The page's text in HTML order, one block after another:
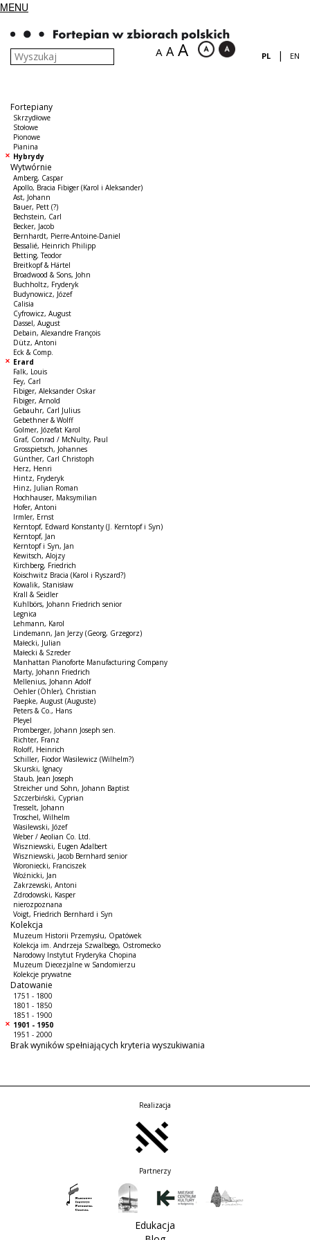
MENU
A A A PL | EN
Fortepiany
Skrzydłowe
Stołowe
Pionowe
Pianina
Hybrydy
Wytwórnie
Amberg, Caspar
Apollo, Bracia Fibiger (Karol i Aleksander)
Ast, Johann
Bauer, Pett (?)
Bechstein, Carl
Becker, Jacob
Bernhardt, Pierre-Antoine-Daniel
Bessalié, Heinrich Philipp
Betting, Teodor
Breitkopf & Härtel
Broadwood & Sons, John
Buchholtz, Fryderyk
Budynowicz, Józef
Calisia
Cyfrowicz, August
Dassel, August
Debain, Alexandre François
Dütz, Antoni
Eck & Comp.
Erard
Falk, Louis
Fey, Carl
Fibiger, Aleksander Oskar
Fibiger, Arnold
Gebauhr, Carl Julius
Gebethner & Wolff
Golmer, Józefat Karol
Graf, Conrad / McNulty, Paul
Grosspietsch, Johannes
Günther, Carl Christoph
Herz, Henri
Hintz, Fryderyk
Hinz, Julian Roman
Hochhauser, Maksymilian
Hofer, Antoni
Irmler, Ernst
Kerntopf, Edward Konstanty (J. Kerntopf i Syn)
Kerntopf, Jan
Kerntopf i Syn, Jan
Kewitsch, Alojzy
Kirchberg, Friedrich
Koischwitz Bracia (Karol i Ryszard?)
Kowalik, Stanisław
Krall & Seidler
Kuhlbörs, Johann Friedrich senior
Legnica
Lehmann, Karol
Lindemann, Jan Jerzy (Georg, Grzegorz)
Małecki, Julian
Małecki & Szreder
Manhattan Pianoforte Manufacturing Company
Marty, Johann Friedrich
Mellenius, Johann Adolf
Oehler (Öhler), Christian
Paepke, August (Auguste)
Peters & Co., Hans
Pleyel
Promberger, Johann Joseph sen.
Richter, Franz
Roloff, Heinrich
Schiller, Fiodor Wasilewicz (Wilhelm?)
Skurski, Ignacy
Staub, Jean Joseph
Streicher und Sohn, Johann Baptist
Szczerbiński, Cyprian
Tresselt, Johann
Troschel, Wilhelm
Wasilewski, Józef
Weber / Aeolian Co. Ltd.
Wiszniewski, Eugen Adalbert
Wiszniewski, Jacob Bernhard senior
Woroniecki, Franciszek
Woźnicki, Jan
Zakrzewski, Antoni
Zdrodowski, Kasper
nierozpoznana
Voigt, Friedrich Bernhard i Syn
Kolekcja
Muzeum Historii Przemysłu, Opatówek
Kolekcja im. Andrzeja Szwalbego, Ostromecko
Narodowy Instytut Fryderyka Chopina
Muzeum Diecezjalne w Sandomierzu
Kolekcje prywatne
Datowanie
1751 - 1800
1801 - 1850
1851 - 1900
1901 - 1950
1951 - 2000
Brak wyników spełniających kryteria wyszukiwania
Realizacja
Partnerzy
Edukacja